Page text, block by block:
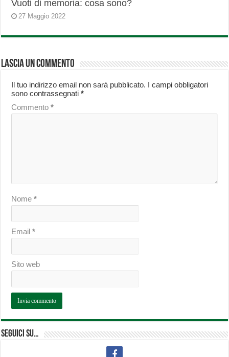
Vuoti di memoria: cosa sono?
27 Maggio 2022
Lascia un commento
Il tuo indirizzo email non sarà pubblicato. I campi obbligatori
sono contrassegnati*
Commento*
Nome*
Email*
Sito web
Seguici su…